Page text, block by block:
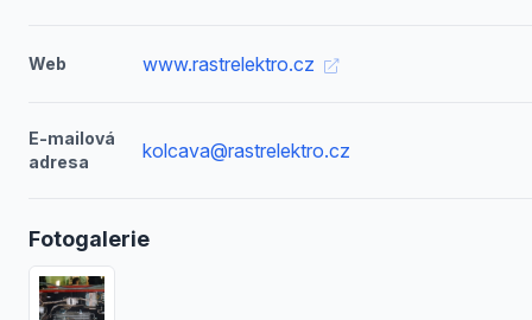
Web www.rastrelektro.cz
E-mailová
adresa
kolcava@rastrelektro.cz
Fotogalerie